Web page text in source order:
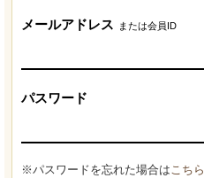
メールアドレス または会員ID
パスワード
※パスワードを忘れた場合はこちら